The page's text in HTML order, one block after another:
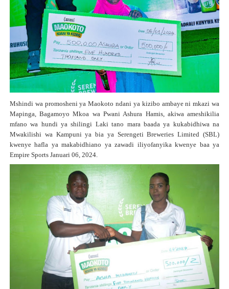
Mshindi wa promosheni ya Maokoto ndani ya kizibo ambaye ni mkazi wa
Mapinga, Bagamoyo Mkoa wa Pwani Ashura Hamis, akiwa ameshikilia
mfano wa hundi ya shilingi Laki tano mara baada ya kukabidhiwa na
Mwakilishi wa Kampuni ya bia ya Serengeti Breweries Limited (SBL)
kwenye hafla ya makabidhiano ya zawadi iliyofanyika kwenye baa ya
Empire Sports Januari 06, 2024.